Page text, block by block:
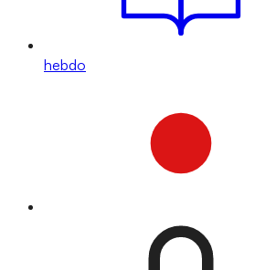
hebdo